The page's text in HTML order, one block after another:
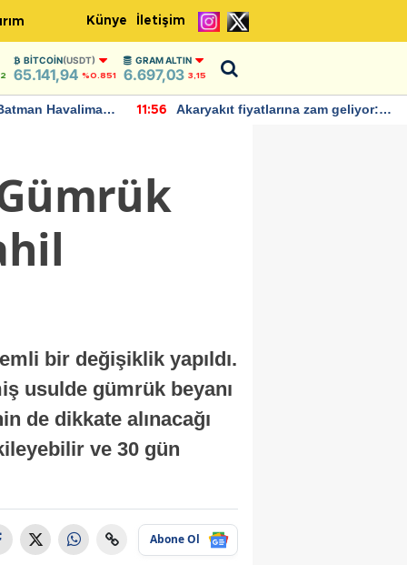
Künye İletişim
BITCOIN(USDT)
65.141,94 %0.851
GRAM ALTIN
6.697,03 3,15
Havalimanı
11:56
Akaryakıt fiyatlarına zam geliyor:
bir değişiklik yapıldı.
usulde gümrük beyanı
de dikkate alınacağı
ve 30 gün
Abone Ol